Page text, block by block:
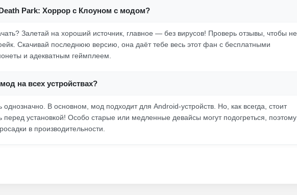
Park: Хоррор с Клоуном с модом?
Залетай на хороший источник, главное — без вирусов! Проверь отзывы, чтобы не
Скачивай последнюю версию, она даёт тебе весь этот фан с бесплатными
и адекватным геймплеем.
на всех устройствах?
однозначно. В основном, мод подходит для Android-устройств. Но, как всегда, стоит
перед установкой! Особо старые или медленные девайсы могут подогреться, поэтому
в производительности.